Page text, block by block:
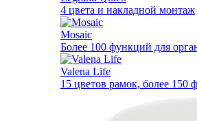
4 цвета и накладной монтаж
Mosaic
Более 100 функций для
Valena Life
15 цветов рамок, более 150